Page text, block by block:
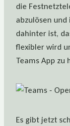
die
abzulösen und
dahinter ist,
flexibler wird
Teams App zu
Es gibt jetzt